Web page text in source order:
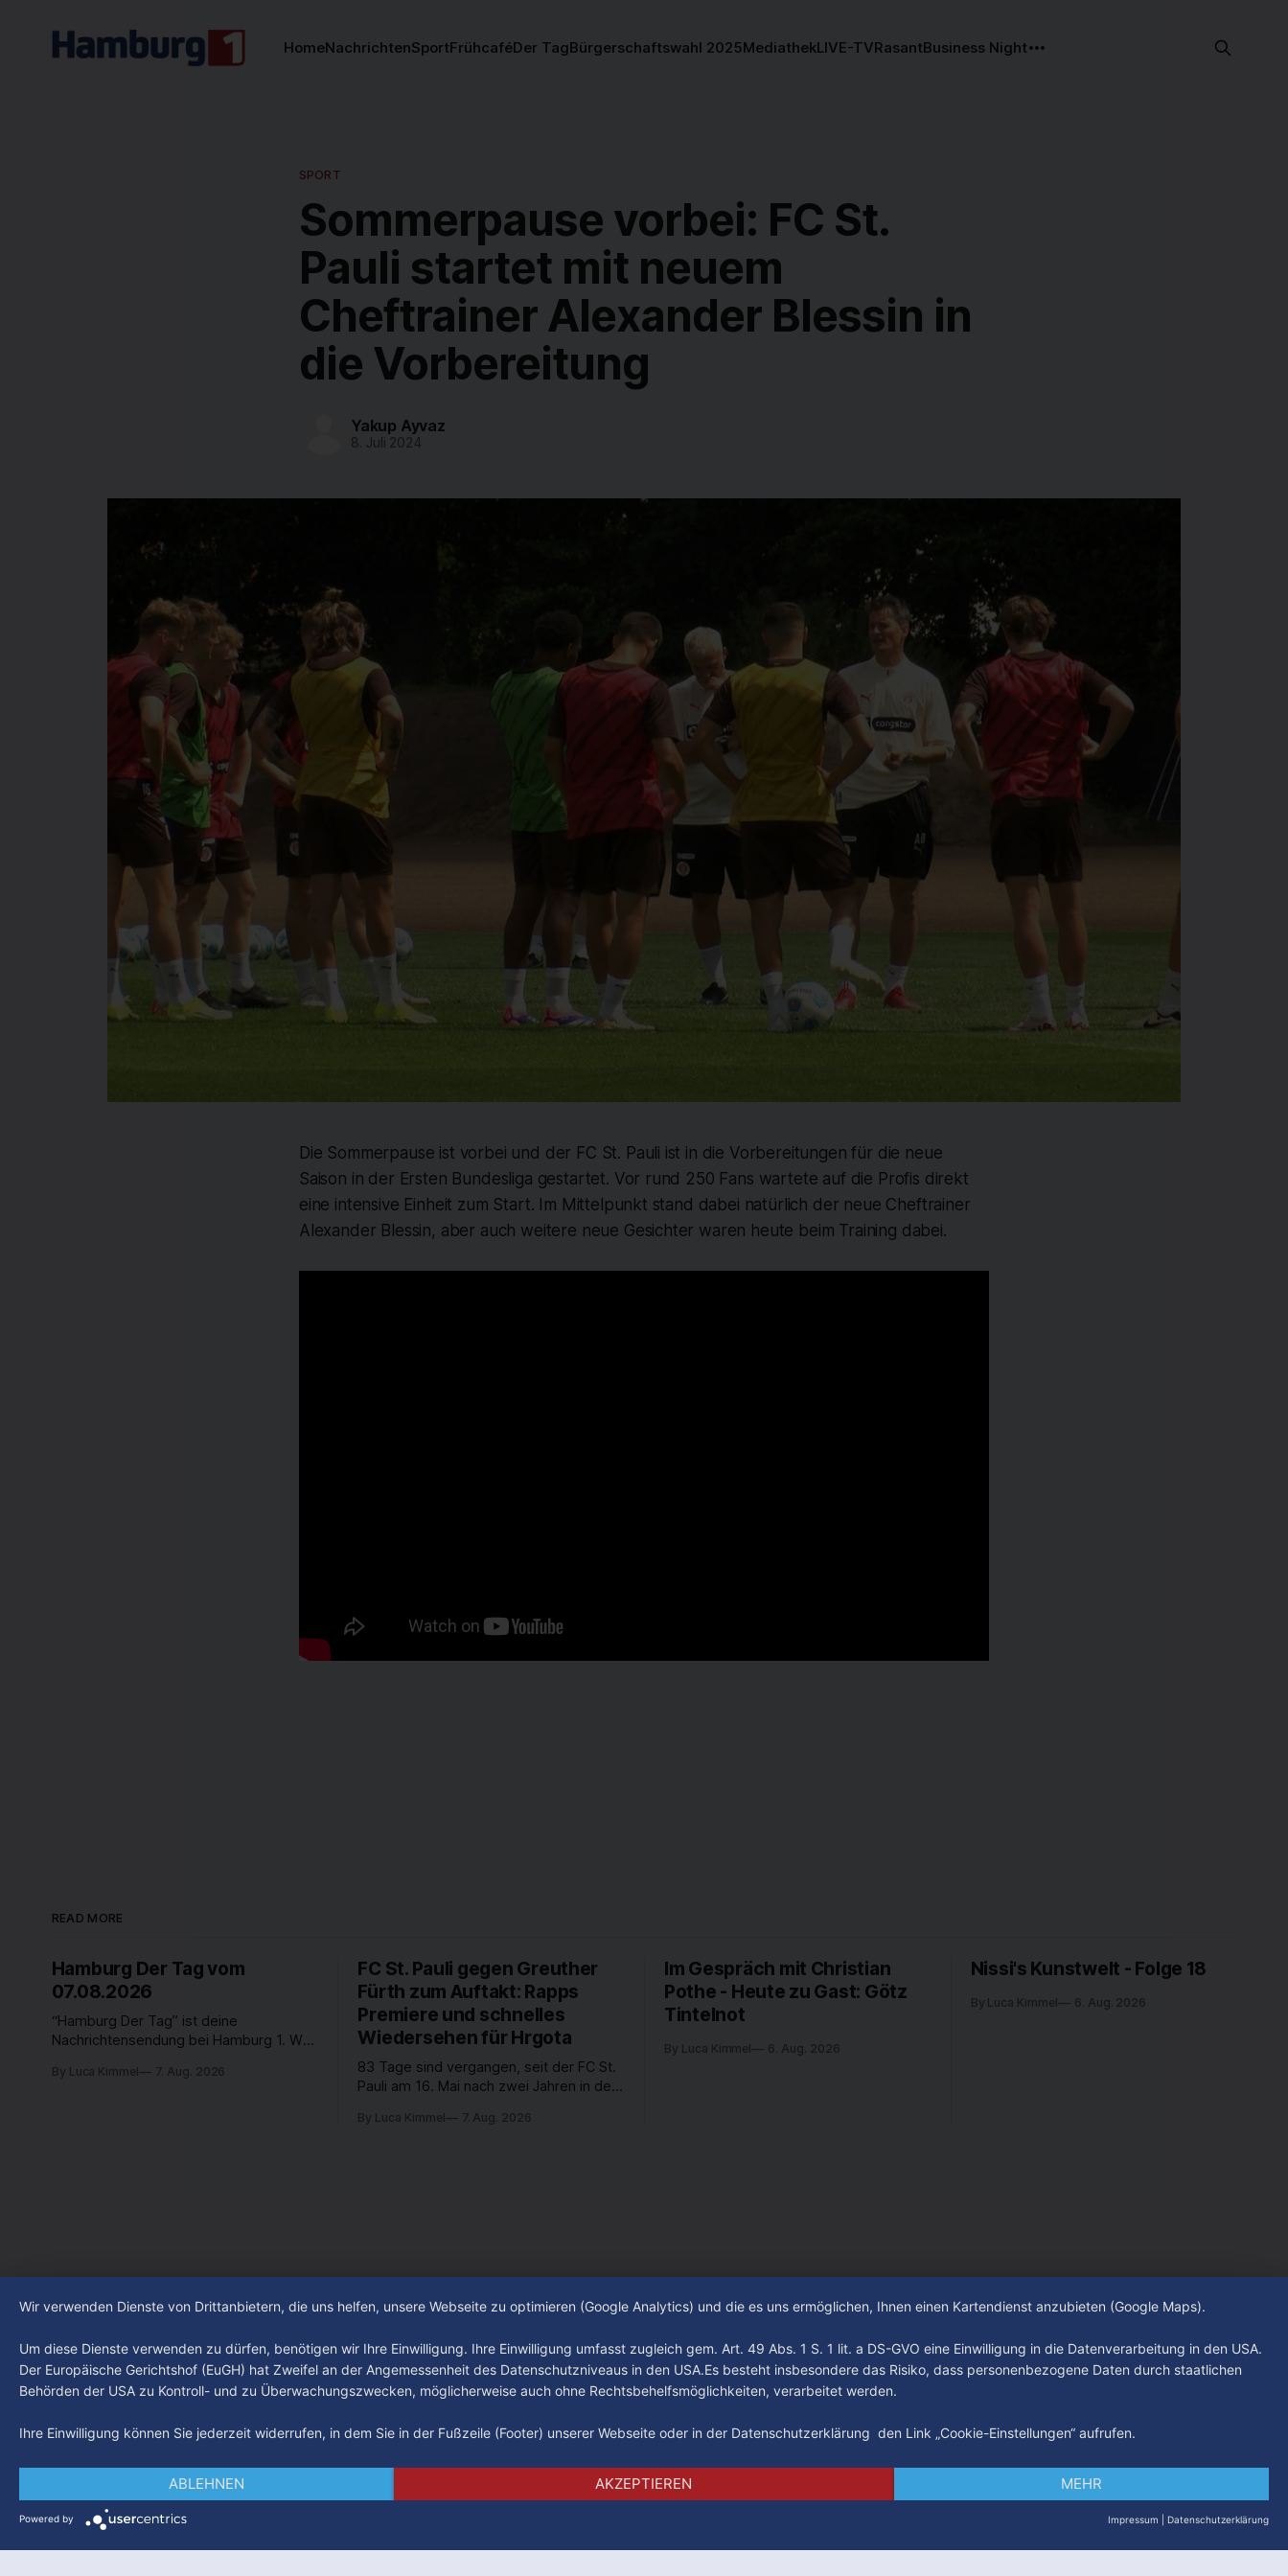
HomeNachrichtenSportFrühcaféDer TagBürgerschaftswahl 2025MediathekLIVE-TVRasantBusiness Night
SPORT
Sommerpause vorbei: FC St.
Pauli startet mit neuem
Cheftrainer Alexander Blessin in
die Vorbereitung
Yakup Ayvaz
8. Juli 2024
Die Sommerpause ist vorbei und der FC St. Pauli ist in die Vorbereitungen für die neue
Saison in der Ersten Bundesliga gestartet. Vor rund 250 Fans wartete auf die Profis direkt
eine intensive Einheit zum Start. Im Mittelpunkt stand dabei natürlich der neue Cheftrainer
Alexander Blessin, aber auch weitere neue Gesichter waren heute beim Training dabei.
READ MORE
Hamburg Der Tag vom
07.08.2026
“Hamburg Der Tag” ist deine
Nachrichtensendung bei Hamburg 1. Was
beschäftigt die Hamburgerinnen und
By Luca Kimmel 7. Aug. 2026
FC St. Pauli gegen Greuther
Fürth zum Auftakt: Rapps
Premiere und schnelles
Wiedersehen für Hrgota
83 Tage sind vergangen, seit der FC St.
Pauli am 16. Mai nach zwei Jahren in der
abgestiegen ist. In dieser Zeit erlebte
By Luca Kimmel 7. Aug. 2026
Im Gespräch mit Christian
Pothe - Heute zu Gast: Götz
Tintelnot
By Luca Kimmel 6. Aug. 2026
Nissi's Kunstwelt - Folge 18
By Luca Kimmel 6. Aug. 2026
ImpressumDatenschutzAGB
Wir verwenden Dienste von Drittanbietern, die uns helfen, unsere Webseite zu optimieren (Google Analytics) und die es uns ermöglichen, Ihnen einen Kartendienst anzubieten (Google Maps).
Um diese Dienste verwenden zu dürfen, benötigen wir Ihre Einwilligung. Ihre Einwilligung umfasst zugleich gem. Art. 49 Abs. 1 S. 1 lit. a DS-GVO eine Einwilligung in die Datenverarbeitung in den USA.
Der Europäische Gerichtshof (EuGH) hat Zweifel an der Angemessenheit des Datenschutzniveaus in den USA.Es besteht insbesondere das Risiko, dass personenbezogene Daten durch staatlichen
Behörden der USA zu Kontroll- und zu Überwachungszwecken, möglicherweise auch ohne Rechtsbehelfsmöglichkeiten, verarbeitet werden.
Ihre Einwilligung können Sie jederzeit widerrufen, in dem Sie in der Fußzeile (Footer) unserer Webseite oder in der Datenschutzerklärung den Link „Cookie-Einstellungen“ aufrufen.
ABLEHNEN AKZEPTIEREN MEHR
Powered by Impressum Datenschutzerklärung